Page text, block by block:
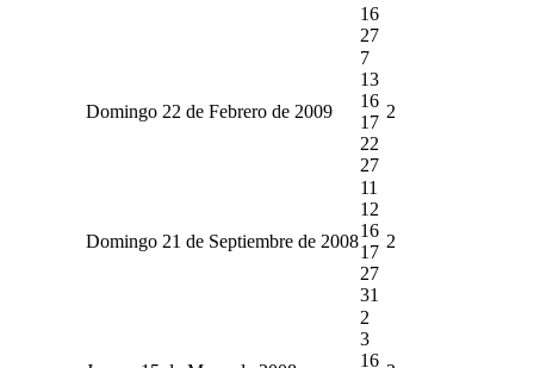
16
27
Domingo 22 de Febrero de 2009
7
13
16
17
22
27
2
Domingo 21 de Septiembre de 2008
11
12
16
17
27
31
2
2
3
16